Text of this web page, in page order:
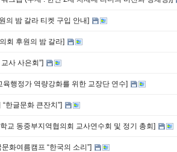
의 밤 갈라 티켓 구입 안내]
회 후원의 밤 갈라]
사 사은회”]
육행정가 역량강화를 위한 교장단 연수]
한글문화 큰잔치”]
교 동중부지역협의회 교사연수회 및 정기 총회]
화여름캠프 “한국의 소리”]